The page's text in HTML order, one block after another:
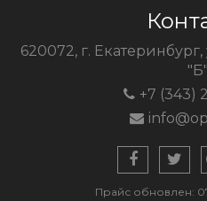
620072, г.
+7 (343)
Прайс обновлен: